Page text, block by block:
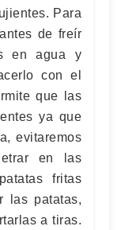
Para
de freír
en agua y
con el
que las
ya que
evitaremos
en las
fritas
las patatas,
a tiras.